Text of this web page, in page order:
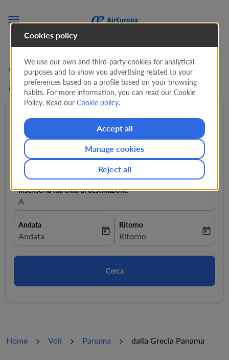

Cerca voli economici dalla
Grecia verso Panama
Andata e ritorno 1 Passeggeri
Inserisci la tua città di partenza
Scegli luogo di partenza
Inserisci la tua città di destinazione
A
Andata
fc-booking-departure-date-aria-label
Andata today
Ritorno
fc-booking-return-date-aria-
Ritorno today
Cerca
Home Voli Panama dalla Grecia Panama
Cookies policy
We use our own and third-party cookies for analytical
purposes and to show you advertising related to your
preferences based on a profile based on your browsing
habits. For more information, you can read our Cookie
Policy. Read ourCookie policy.
Accept all
Reject all
Manage cookies